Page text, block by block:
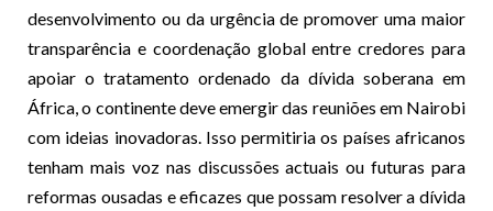
desenvolvimento ou da urgência de promover uma maior
transparência e coordenação global entre credores para
apoiar o tratamento ordenado da dívida soberana em
África, o continente deve emergir das reuniões em Nairobi
com ideias inovadoras. Isso permitiria os países africanos
tenham mais voz nas discussões actuais ou futuras para
reformas ousadas e eficazes que possam resolver a dívida